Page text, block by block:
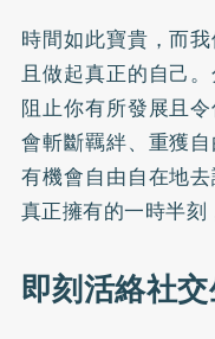
時間如此寶貴，而
且做起真正的自己
阻止你有所發展且
會斬斷羈絆、重獲
有機會自由自在地
真正擁有的一時半刻
即刻活絡社